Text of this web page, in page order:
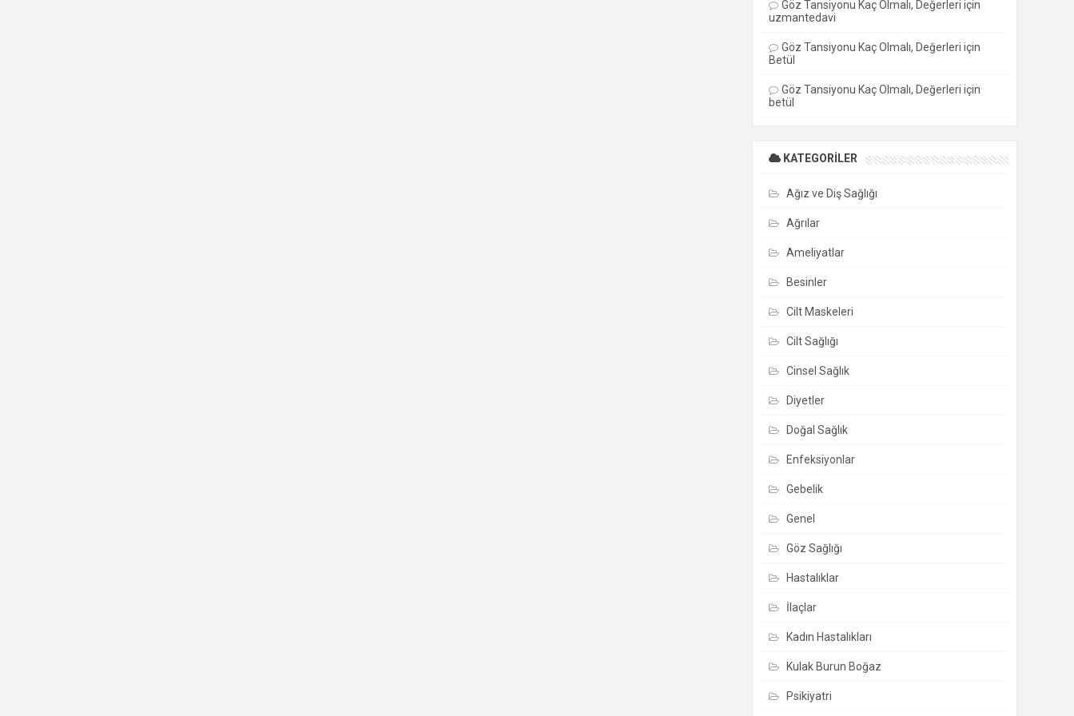
Göz Tansiyonu Kaç Olmalı, Değerleri için
uzmantedavi
Göz Tansiyonu Kaç Olmalı, Değerleri için
Betül
Göz Tansiyonu Kaç Olmalı, Değerleri için
betül
KATEGORILER
Ağız ve Diş Sağlığı
Ağrılar
Ameliyatlar
Besinler
Cilt Maskeleri
Cilt Sağlığı
Cinsel Sağlık
Diyetler
Doğal Sağlık
Enfeksiyonlar
Gebelik
Genel
Göz Sağlığı
Hastalıklar
İlaçlar
Kadın Hastalıkları
Kulak Burun Boğaz
Psikiyatri